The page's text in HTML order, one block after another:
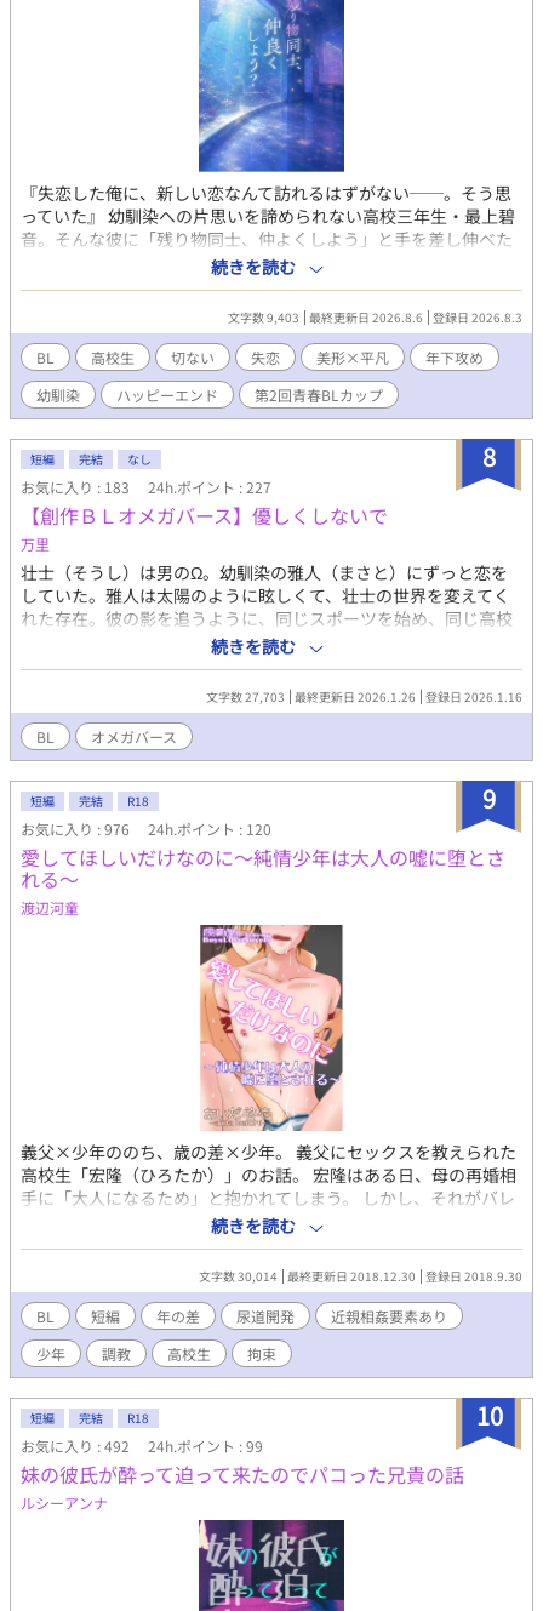
『失恋した俺に、新しい恋なんて訪れるはずがない──。そう思
っていた』 幼馴染への片思いを諦められない高校三年生・最上碧
音。そんな彼に「残り物同士、仲よくしよう」と手を差し伸べた
のは、一つ年下の翠だった。優しくて真っすぐでいつも碧音を助
けてくれる翠。だけど彼の心の中にも忘れられない相手がいる。
何度もすれ違い、傷つき、それでも惹かれ合っていく二人。 失恋
から始まる、年下男子とのじれ甘青春BL。
続きを読む
文字数 9,403 最終更新日 2026.8.6 登録日 2026.8.3
BL 高校生 切ない 失恋 美形×平凡
年下攻め
幼馴染
ハッピーエンド 第2回青春BLカップ
8
短編 完結 なし
お気に入り : 183 24h.ポイント : 227
【創作ＢＬオメガバース】優しくしないで
万里
壮士（そうし）は男のΩ。幼馴染の雅人（まさと）にずっと恋を
していた。雅人は太陽のように眩しくて、壮士の世界を変えてく
れた存在。彼の影を追うように、同じスポーツを始め、同じ高校
に進学し、ずっと傍にいた。 しかし、壮士のヒートのせいで、雅
人も充てられて発情してしまう。壮士は必死に項を守り、番にな
ることを拒む。好きだからこそ、こんな形では結ばれたくなかっ
た。壮士は彼の幸せを願って別の大学へ進学する。 新しい環境で
出会ったのは、α・晴臣（はるおみ）。彼もまた、忘れられない人
がいるという。 互いに“好きな人”を抱えたまま始まる関係。心の
隙間を埋め合うふたり。けれど、偽りのはずだったその関係に、
いつしか本物の感情が芽生えていく？
続きを読む
文字数 27,703 最終更新日 2026.1.26 登録日 2026.1.16
BL オメガバース
9
短編 完結 R18
お気に入り : 976 24h.ポイント : 120
愛してほしいだけなのに～純情少年は大人の嘘に堕とさ
れる～
渡辺河童
義父×少年ののち、歳の差×少年。 義父にセックスを教えられた
高校生「宏隆（ひろたか）」のお話。 宏隆はある日、母の再婚相
手に「大人になるため」と抱かれてしまう。 しかし、それがバレ
て母親に勘当され、行く当てがないときに32歳の会社経営者「健
二（けんじ）」に拾われた。 宏隆は、義父が行った刺激を忘れら
れないまま健二に求められる日々を送るのだが…？ ※R-18作品で
す。 ※調教/開発/乳首責め/寸止め/アナル責め/尿道調教/快楽堕ち
表現がございます。ご注意ください。 ※2018/10/12＞今後の展開
をするため、01を少し改稿いたしました。
続きを読む
文字数 30,014 最終更新日 2018.12.30 登録日 2018.9.30
BL 短編 年の差 尿道開発
近親相姦要素あり
少年
調教 高校生 拘束
10
短編 完結 R18
お気に入り : 492 24h.ポイント : 99
妹の彼氏が酔って迫って来たのでパコった兄貴の話
ルシーアンナ